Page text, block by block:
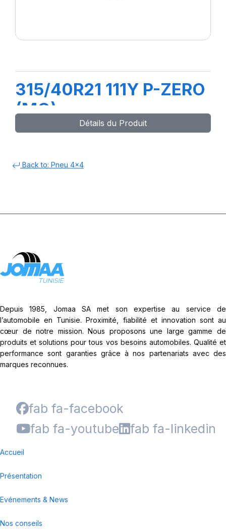
315/40R21 111Y P-ZERO
(MO)
Détails du Produit
Back to: Pneu 4x4
Depuis 1985, Jomaa SA met son expertise au service de
l’automobile en Tunisie. Proximité, fiabilité et innovation sont au
cœur de notre mission. Nous proposons une large gamme de
produits et solutions pour tous vos besoins automobiles. Qualité et
performance sont garanties grâce à nos partenariats avec des
marques reconnues.
fab fa-facebook
fab fa-youtube
fab fa-linkedin
Accueil
Présentation
Evénements & News
Nos conseils